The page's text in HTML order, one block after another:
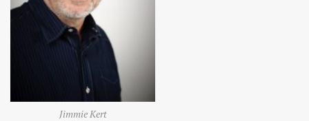
Jimmie Kert